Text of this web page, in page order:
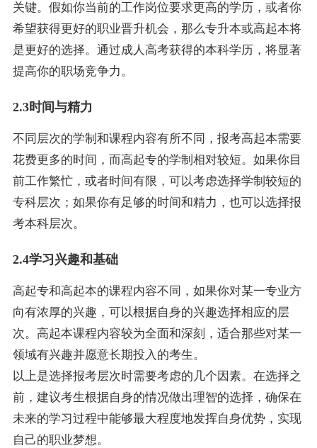
关键。假如你当前的工作岗位要求更高的学历，或者你
希望获得更好的职业晋升机会，那么专升本或高起本将
是更好的选择。通过成人高考获得的本科学历，将显著
提高你的职场竞争力。
2.3时间与精力
不同层次的学制和课程内容有所不同，报考高起本需要
花费更多的时间，而高起专的学制相对较短。如果你目
前工作繁忙，或者时间有限，可以考虑选择学制较短的
专科层次；如果你有足够的时间和精力，也可以选择报
考本科层次。
2.4学习兴趣和基础
高起专和高起本的课程内容不同，如果你对某一专业方
向有浓厚的兴趣，可以根据自身的兴趣选择相应的层
次。高起本课程内容较为全面和深刻，适合那些对某一
领域有兴趣并愿意长期投入的考生。
以上是选择报考层次时需要考虑的几个因素。在选择之
前，建议考生根据自身的情况做出理智的选择，确保在
未来的学习过程中能够最大程度地发挥自身优势，实现
自己的职业梦想。